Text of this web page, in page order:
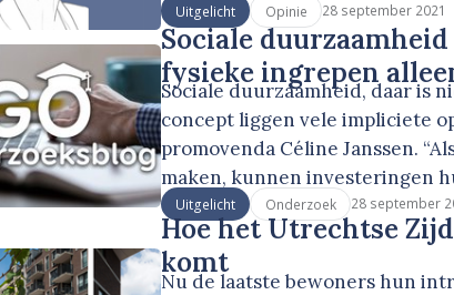
Uitgelicht Opinie 28 september 2021
Sociale
fysieke ingrepen
Sociale duurzaamheid, daar is
concept liggen vele impliciete
promovenda Céline Janssen.
maken, kunnen investeringen
Uitgelicht Onderzoek 28 september
Hoe het Utrechtse
komt
Nu de laatste bewoners hun